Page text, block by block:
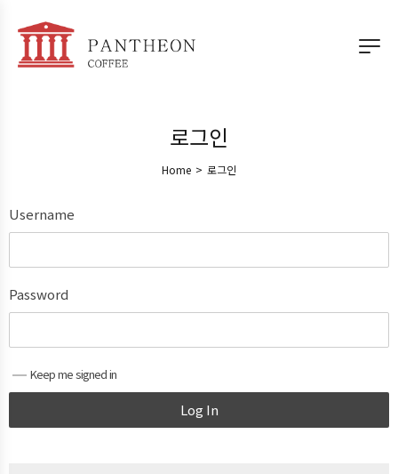
로그인
Home > 로그인
Username
Password
Keep me signed in
Log In